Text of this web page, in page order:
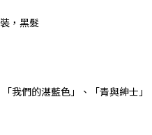
，黑髮
我們的湛藍色」、「青與紳士